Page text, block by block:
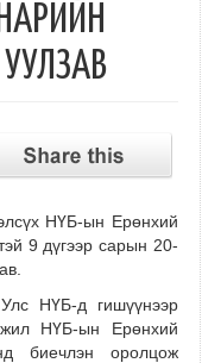
НҮБ-ын Ерөнхий
9 дүгээр сарын 20-
НҮБ-д гишүүнээр
НҮБ-ын Ерөнхий
биечлэн оролцож